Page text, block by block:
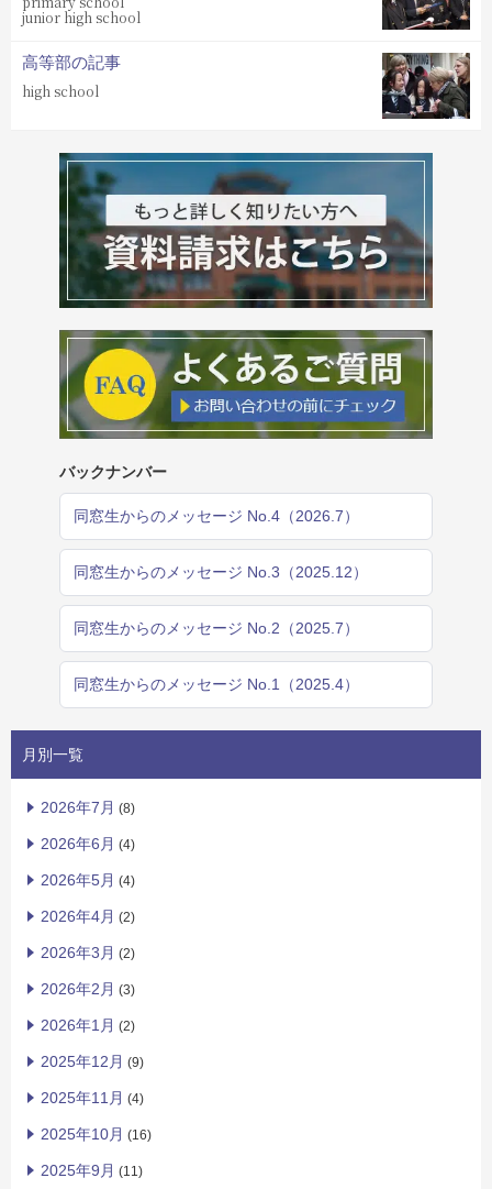
junior high school
高等部の記事
high school
バックナンバー
同窓生からのメッセージ No.4（2026.7）
同窓生からのメッセージ No.3（2025.12）
同窓生からのメッセージ No.2（2025.7）
同窓生からのメッセージ No.1（2025.4）
月別一覧
2026年7月 (8)
2026年6月 (4)
2026年5月 (4)
2026年4月 (2)
2026年3月 (2)
2026年2月 (3)
2026年1月 (2)
2025年12月 (9)
2025年11月 (4)
2025年10月 (16)
2025年9月 (11)